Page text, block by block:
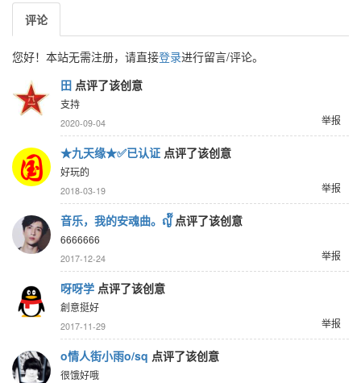
评论
您好！本站无需注册，请直接登录进行留言/评论。
田 点评了该创意
支持
举报
2020-09-04
★九天缘★✅已认证 点评了该创意
好玩的
举报
2018-03-19
音乐，我的安魂曲。ญ๊๊点评了该创意
6666666
举报
2017-12-24
呀呀学 点评了该创意
創意挺好
举报
2017-11-29
o情人街小雨o/sq 点评了该创意
很饿好哦